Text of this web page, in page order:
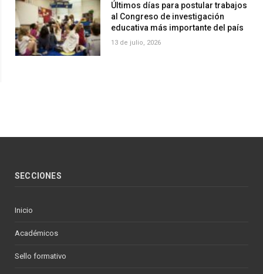
Últimos días para postular trabajos
al Congreso de investigación
educativa más importante del país
13 de julio, 2026
SECCIONES
Inicio
Académicos
Sello formativo